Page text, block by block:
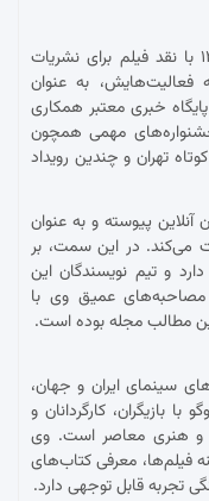
صباحی فعالیت حرفه‌ای خود را از سال ۱۳۹۲ با نقد فیلم برای نشریات
به عنوان
خبری معتبر همکاری
مهمی همچون
تهران و چندین رویداد
آنلاین پیوسته و به عنوان
می‌کند. در این سمت، بر
و تیم نویسندگان این
مصاحبه‌های عمیق وی با
مطالب مجله بوده است.
سینمای ایران و جهان،
بازیگران، کارگردانان و
و هنری معاصر است. وی
فیلم‌ها، معرفی کتاب‌های
تجربه قابل توجهی دارد.